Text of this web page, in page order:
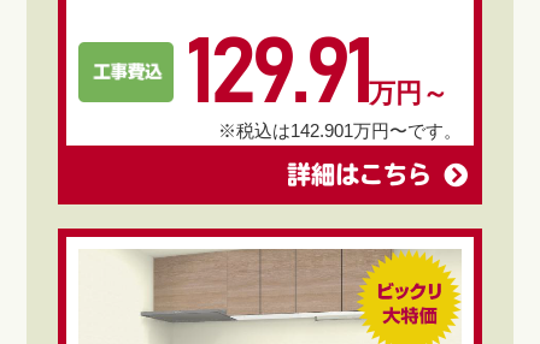
129.91万円～
※税込は142.901万円〜です。
詳細はこちら